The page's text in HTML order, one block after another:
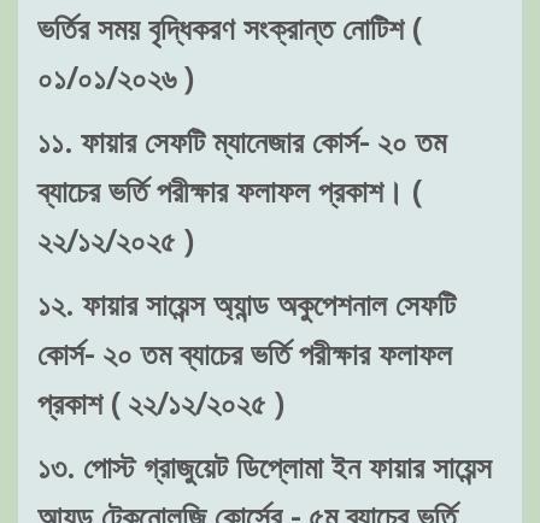
ভর্তির সময় বৃদ্ধিকরণ সংক্রান্ত নোটিশ (
০১/০১/২০২৬ )
১১. ফায়ার সেফটি ম্যানেজার কোর্স- ২০ তম
ব্যাচের ভর্তি পরীক্ষার ফলাফল প্রকাশ। (
২২/১২/২০২৫ )
১২. ফায়ার সায়েন্স অ্যান্ড অকুপেশনাল সেফটি
কোর্স- ২০ তম ব্যাচের ভর্তি পরীক্ষার ফলাফল
প্রকাশ ( ২২/১২/২০২৫ )
১৩. পোস্ট গ্রাজুয়েট ডিপ্লোমা ইন ফায়ার সায়েন্স